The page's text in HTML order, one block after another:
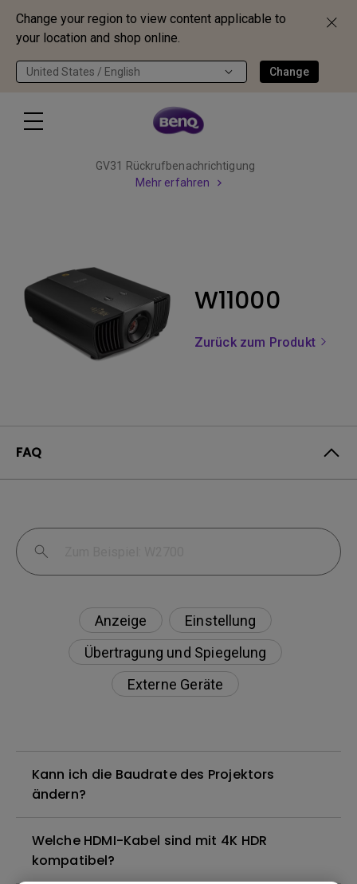
Change your region to view content applicable to
your location and shop online.
United States / English Change
GV31 Rückrufbenachrichtigung
Mehr erfahren
W11000
Zurück zum Produkt
FAQ
Anzeige
Einstellung
Übertragung und Spiegelung
Externe Geräte
Kann ich die Baudrate des Projektors
ändern?
Welche HDMI-Kabel sind mit 4K HDR
kompatibel?